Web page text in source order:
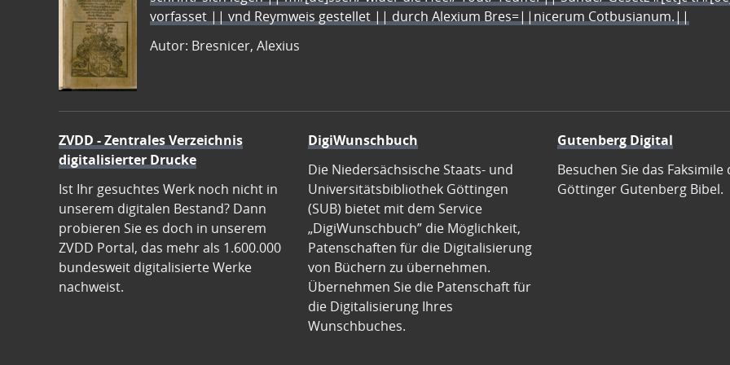
vorfasset || vnd Reymweis gestellet || durch Alexium Bres=||nicerum Cotbusianum.||
Autor: Bresnicer, Alexius
ZVDD - Zentrales Verzeichnis
digitalisierter Drucke
Ist Ihr gesuchtes Werk noch nicht in
unserem digitalen Bestand? Dann
probieren Sie es doch in unserem
ZVDD Portal, das mehr als 1.600.000
bundesweit digitalisierte Werke
nachweist.
DigiWunschbuch
Die Niedersächsische Staats- und
Universitätsbibliothek Göttingen
(SUB) bietet mit dem Service
„DigiWunschbuch” die Möglichkeit,
Patenschaften für die Digitalisierung
von Büchern zu übernehmen.
Übernehmen Sie die Patenschaft für
die Digitalisierung Ihres
Wunschbuches.
Gutenberg Digital
Besuchen Sie das Faksimile
Göttinger Gutenberg Bibel.